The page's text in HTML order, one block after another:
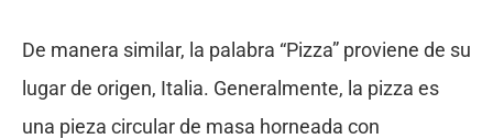
De manera similar, la palabra “Pizza” proviene de su
lugar de origen, Italia. Generalmente, la pizza es
una pieza circular de masa horneada con